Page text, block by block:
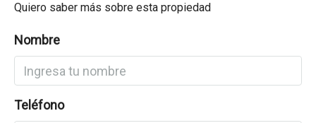
Quiero saber más sobre esta propiedad
Nombre
Teléfono